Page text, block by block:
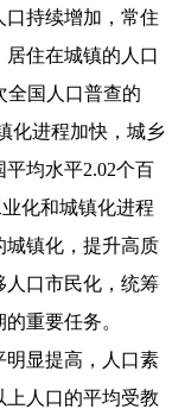
口持续增加，常住
住在城镇的人口
全国人口普查的
化进程加快，城乡
均水平2.02个百
化和城镇化进程
城镇化，提升高质
人口市民化，统筹
重要任务。
明显提高，人口素
上人口的平均受教